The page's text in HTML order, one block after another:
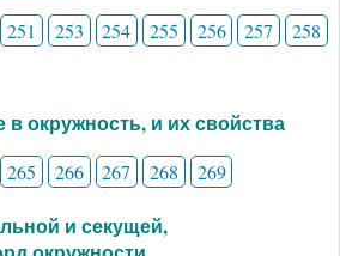
251 253 254 255 256 257
258
окружность, и их свойства
265 266 267 268 269
и секущей,